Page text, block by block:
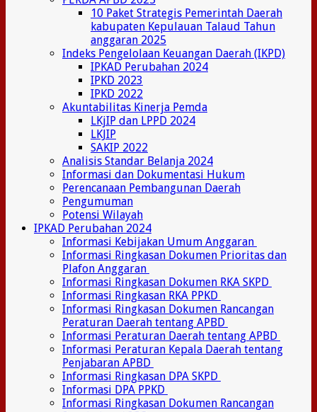
10 Paket Strategis Pemerintah Daerah
kabupaten Kepulauan Talaud Tahun
anggaran 2025
Indeks Pengelolaan Keuangan Daerah (IKPD)
IPKAD Perubahan 2024
IPKD 2023
IPKD 2022
Akuntabilitas Kinerja Pemda
LKjIP dan LPPD 2024
LKJIP
SAKIP 2022
Analisis Standar Belanja 2024
Informasi dan Dokumentasi Hukum
Perencanaan Pembangunan Daerah
Pengumuman
Potensi Wilayah
IPKAD Perubahan 2024
Informasi Kebijakan Umum Anggaran
Informasi Ringkasan Dokumen Prioritas dan
Plafon Anggaran
Informasi Ringkasan Dokumen RKA SKPD
Informasi Ringkasan RKA PPKD
Informasi Ringkasan Dokumen Rancangan
Peraturan Daerah tentang APBD
Informasi Peraturan Daerah tentang APBD
Informasi Peraturan Kepala Daerah tentang
Penjabaran APBD
Informasi Ringkasan DPA SKPD
Informasi DPA PPKD
Informasi Ringkasan Dokumen Rancangan